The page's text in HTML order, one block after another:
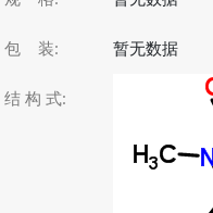
包 装: 暂无数据
结 构 式: